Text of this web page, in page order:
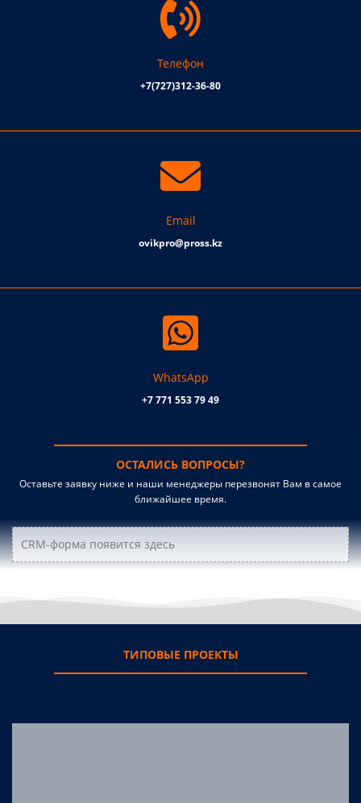
Телефон
+7(727)312-36-80
Email
ovikpro@pross.kz
WhatsApp
+7 771 553 79 49
ОСТАЛИСЬ ВОПРОСЫ?
Оставьте заявку ниже и наши менеджеры перезвонят Вам в самое
ближайшее время.
CRM-форма появится здесь
ТИПОВЫЕ ПРОЕКТЫ